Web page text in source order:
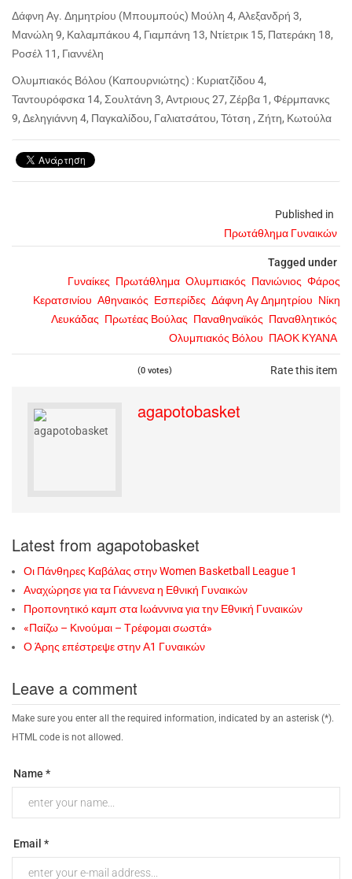
Published in
Πρωτάθλημα Γυναικών
Tagged under
Γυναίκες Πρωτάθλημα Ολυμπιακός Πανιώνιος Φάρος
Κερατσινίου Αθηναικός Εσπερίδες Δάφνη Αγ Δημητρίου Νίκη
Λευκάδας Πρωτέας Βούλας Παναθηναϊκός Παναθλητικός
Ολυμπιακός Βόλου ΠΑΟΚ ΚΥΑΝΑ
Rate this item
(0 votes)
Δάφνη Αγ. Δημητρίου (Μπουμπούς) Μούλη 4, Αλεξανδρή 3,
Μανώλη 9, Καλαμπάκου 4, Γιαμπάνη 13, Ντίετρικ 15, Πατεράκη 18,
Ροσέλ 11, Γιαννέλη
Ολυμπιακός Βόλου (Καπουρνιώτης) : Κυριατζίδου 4,
Ταντουρόφσκα 14, Σουλτάνη 3, Αντριους 27, Ζέρβα 1, Φέρμπανκς
9, Δεληγιάννη 4, Παγκαλίδου, Γαλιατσάτου, Τότση , Ζήτη, Κωτούλα
agapotobasket
Latest from agapotobasket
Οι Πάνθηρες Καβάλας στην Women Basketball League 1
Αναχώρησε για τα Γιάννενα η Εθνική Γυναικών
Προπονητικό καμπ στα Ιωάννινα για την Εθνική Γυναικών
«Παίζω – Κινούμαι – Τρέφομαι σωστά»
Ο Άρης επέστρεψε στην Α1 Γυναικών
Leave a comment
Make sure you enter all the required information, indicated by an asterisk (*).
HTML code is not allowed.
Name *
Email *